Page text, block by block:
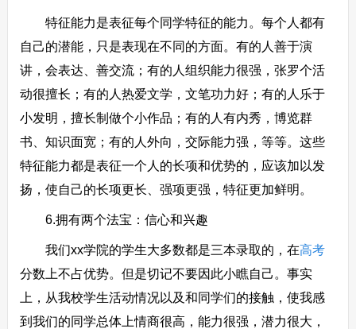
特征能力是表征每个同学特征的能力。每个人都有
自己的潜能，只是表现在不同的方面。有的人善于演
讲，会表达、善交流；有的人组织能力很强，张罗个活
动很擅长；有的人热爱文学，文笔功力好；有的人乐于
小发明，擅长制做个小作品；有的人有内秀，博览群
书、知识面宽；有的人外向，交际能力强，等等。这些
特征能力都是表征一个人的长项和优势的，应该加以发
扬，使自己的长项更长、强项更强，特征更加鲜明。
6.拥有两个法宝：信心和兴趣
我们xx学院的学生大多数都是三本录取的，在高考
分数上不占优势。但是切记不要因此小瞧自己。事实
上，从我校学生活动情况以及和同学们的接触，使我感
到我们的同学总体上情商很高，能力很强，潜力很大，